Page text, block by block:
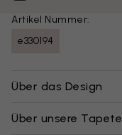
Artikel Nummer:
e330194
Über das Design
Über unsere Tapete